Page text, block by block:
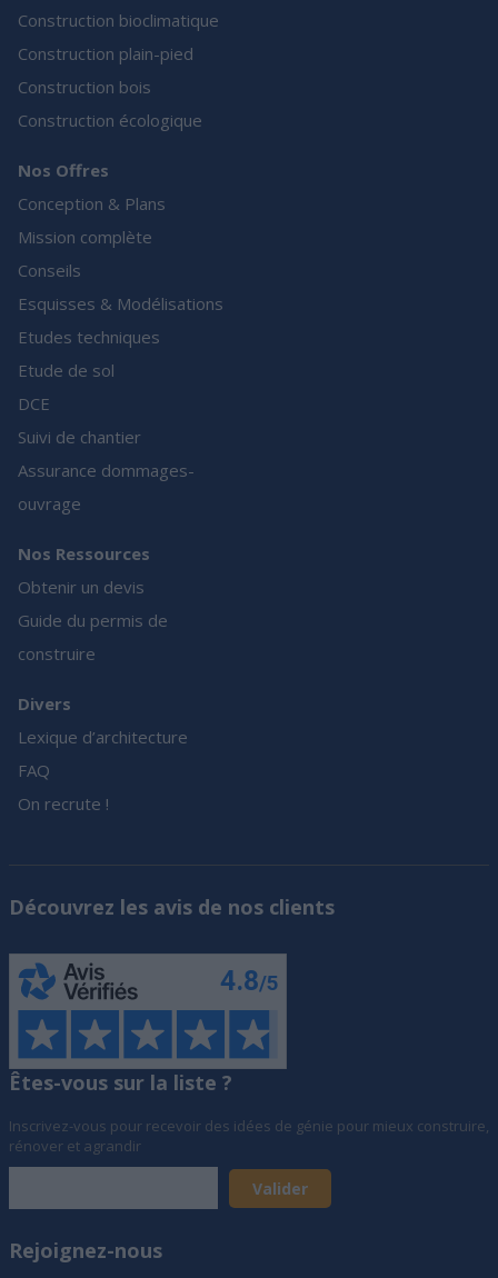
Construction bioclimatique
Construction plain-pied
Construction bois
Construction écologique
Nos Offres
Conception & Plans
Mission complète
Conseils
Esquisses & Modélisations
Etudes techniques
Etude de sol
DCE
Suivi de chantier
Assurance dommages-
ouvrage
Nos Ressources
Obtenir un devis
Guide du permis de
construire
Divers
Lexique d’architecture
FAQ
On recrute !
Découvrez les avis de nos clients
Êtes-vous sur la liste ?
Inscrivez-vous pour recevoir des idées de génie pour mieux construire,
rénover et agrandir
Rejoignez-nous